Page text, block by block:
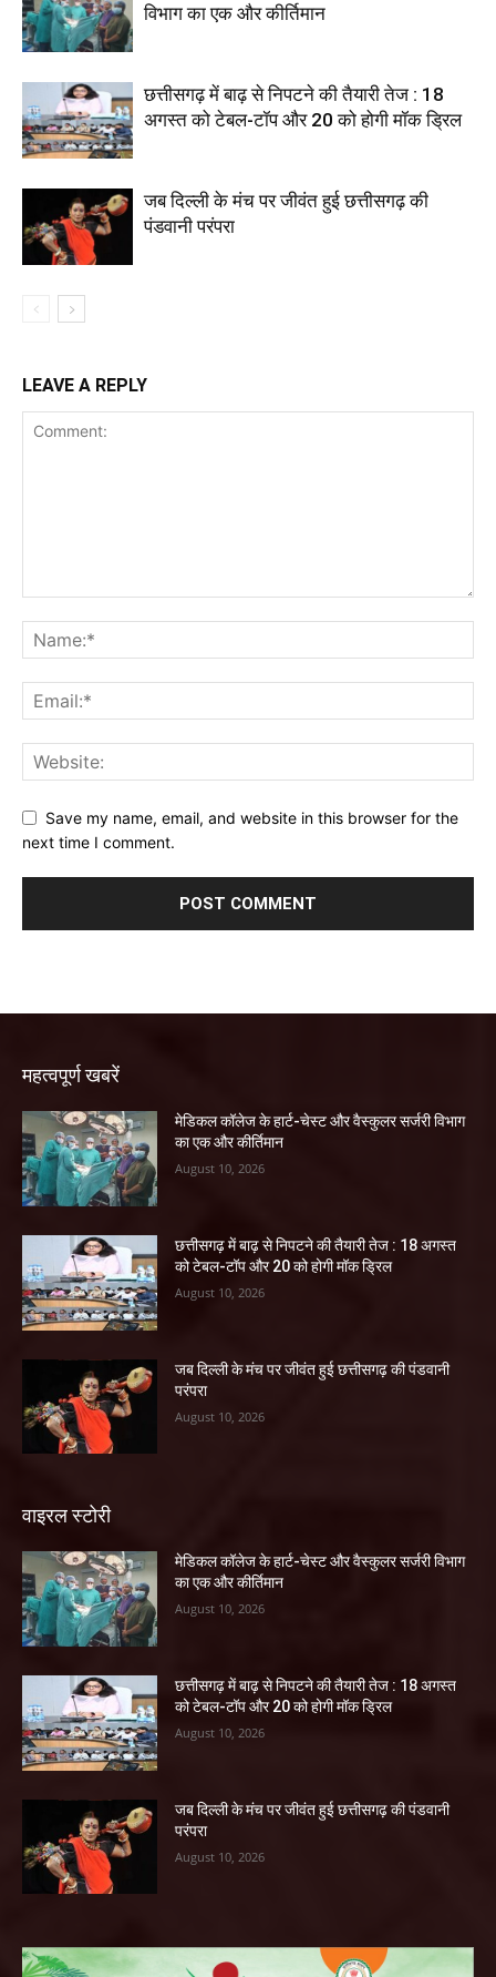
विभाग का एक और कीर्तिमान
छत्तीसगढ़ में बाढ़ से निपटने की तैयारी तेज : 18
अगस्त को टेबल-टॉप और 20 को होगी मॉक ड्रिल
जब दिल्ली के मंच पर जीवंत हुई छत्तीसगढ़ की
पंडवानी परंपरा
LEAVE A REPLY
Save my name, email, and website in this browser for the
next time I comment.
महत्वपूर्ण खबरें
​मेडिकल कॉलेज के हार्ट-चेस्ट और वैस्कुलर सर्जरी विभाग
का एक और कीर्तिमान
August 10, 2026
छत्तीसगढ़ में बाढ़ से निपटने की तैयारी तेज : 18 अगस्त
को टेबल-टॉप और 20 को होगी मॉक ड्रिल
August 10, 2026
जब दिल्ली के मंच पर जीवंत हुई छत्तीसगढ़ की पंडवानी
परंपरा
August 10, 2026
वाइरल स्टोरी
​मेडिकल कॉलेज के हार्ट-चेस्ट और वैस्कुलर सर्जरी विभाग
का एक और कीर्तिमान
August 10, 2026
छत्तीसगढ़ में बाढ़ से निपटने की तैयारी तेज : 18 अगस्त
को टेबल-टॉप और 20 को होगी मॉक ड्रिल
August 10, 2026
जब दिल्ली के मंच पर जीवंत हुई छत्तीसगढ़ की पंडवानी
परंपरा
August 10, 2026